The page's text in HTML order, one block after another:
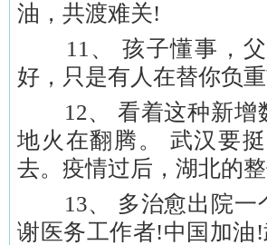
油，共渡难关!
11、 孩子懂事，父
好，只是有人在替你负
12、 看着这种新增
地火在翻腾。 武汉要
去。疫情过后，湖北的
13、 多治愈出院一
谢医务工作者!中国加油